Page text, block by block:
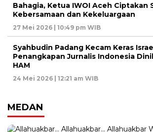
Bahagia, Ketua IWOI Aceh Ciptakan
Kebersamaan dan Kekeluargaan
27 Mei 2026 | 10:49 pm WIB
Syahbudin Padang Kecam Keras
Penangkapan Jurnalis Indonesia
HAM
24 Mei 2026 | 12:21 am WIB
MEDAN